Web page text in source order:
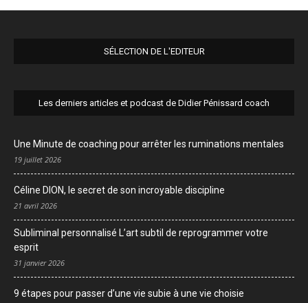
SÉLECTION DE L'EDITEUR
Les derniers articles et podcast de Didier Pénissard coach
Une Minute de coaching pour arrêter les ruminations mentales
19 juillet 2026
Céline DION, le secret de son incroyable discipline
21 avril 2026
Subliminal personnalisé L’art subtil de reprogrammer votre
esprit
31 janvier 2026
9 étapes pour passer d’une vie subie à une vie choisie